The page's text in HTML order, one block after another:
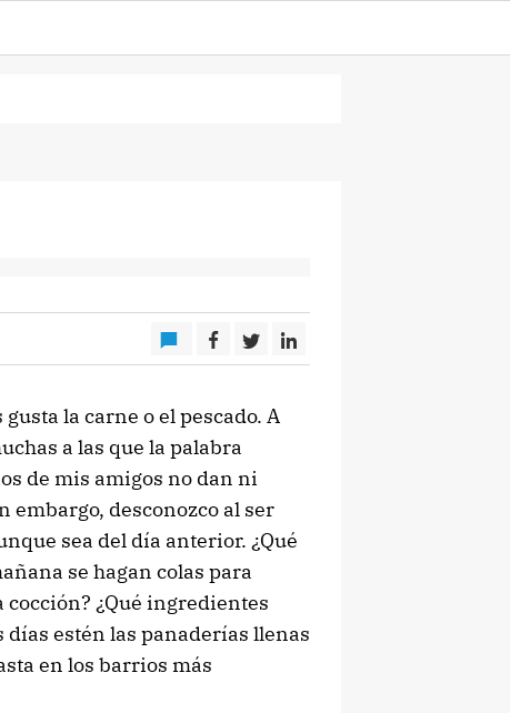
la carne o el pescado. A
a las que la palabra
de mis amigos no dan ni
embargo, desconozco al ser
sea del día anterior. ¿Qué
se hagan colas para
¿Qué ingredientes
estén las panaderías llenas
en los barrios más